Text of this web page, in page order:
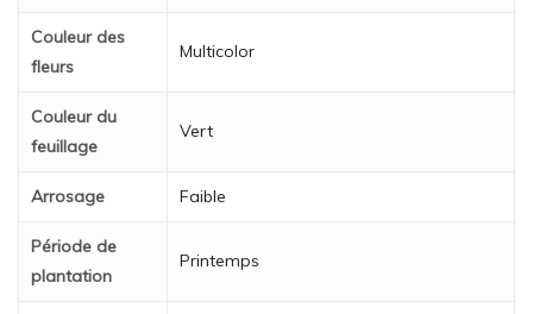
Couleur des
fleurs
Multicolor
Couleur du
feuillage
Vert
Arrosage Faible
Période de
plantation
Printemps